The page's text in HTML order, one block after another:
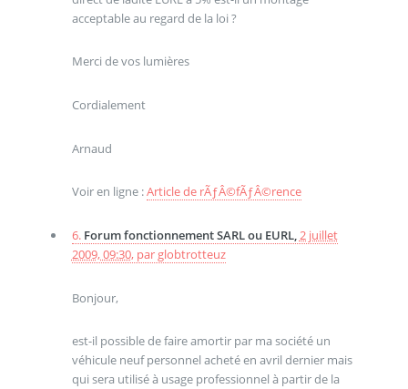
acceptable au regard de la loi ?
Merci de vos lumières
Cordialement
Arnaud
Voir en ligne :Article de rÃƒÂ©fÃƒÂ©rence
6. Forum fonctionnement SARL ou EURL,2 juillet
2009, 09:30, par globtrotteuz
Bonjour,
est-il possible de faire amortir par ma société un
véhicule neuf personnel acheté en avril dernier mais
qui sera utilisé à usage professionnel à partir de la